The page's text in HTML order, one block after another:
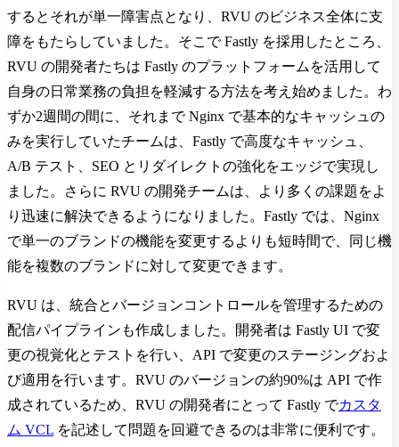
するとそれが単一障害点となり、RVU のビジネス全体に支
障をもたらしていました。そこで Fastly を採用したところ、
RVU の開発者たちは Fastly のプラットフォームを活用して
自身の日常業務の負担を軽減する方法を考え始めました。わ
ずか2週間の間に、それまで Nginx で基本的なキャッシュの
みを実行していたチームは、Fastly で高度なキャッシュ、
A/B テスト、SEO とリダイレクトの強化をエッジで実現し
ました。さらに RVU の開発チームは、より多くの課題をよ
り迅速に解決できるようになりました。Fastly では、Nginx
で単一のブランドの機能を変更するよりも短時間で、同じ機
能を複数のブランドに対して変更できます。
RVU は、統合とバージョンコントロールを管理するための
配信パイプラインも作成しました。開発者は Fastly UI で変
更の視覚化とテストを行い、API で変更のステージングおよ
び適用を行います。RVU のバージョンの約90%は API で作
成されているため、RVU の開発者にとって Fastly でカスタ
ム VCL を記述して問題を回避できるのは非常に便利です。